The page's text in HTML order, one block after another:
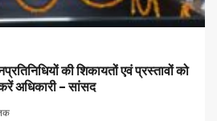
की शिकायतों एवं प्रस्तावों को
अधिकारी – सांसद